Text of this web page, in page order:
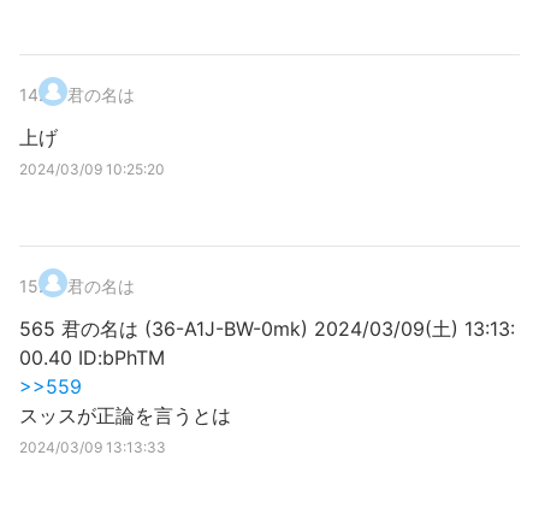
14. 君の名は
上げ
2024/03/09 10:25:20
15. 君の名は
565 君の名は (36-A1J-BW-0mk) 2024/03/09(土) 13:13:
00.40 ID:bPhTM
>>559
スッスが正論を言うとは
2024/03/09 13:13:33